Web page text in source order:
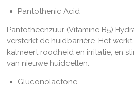
Pantothenic Acid
Pantotheenzuur (Vitamine B5) H
versterkt de huidbarrière. Het
kalmeert roodheid en irritatie, en
van nieuwe huidcellen.
Gluconolactone